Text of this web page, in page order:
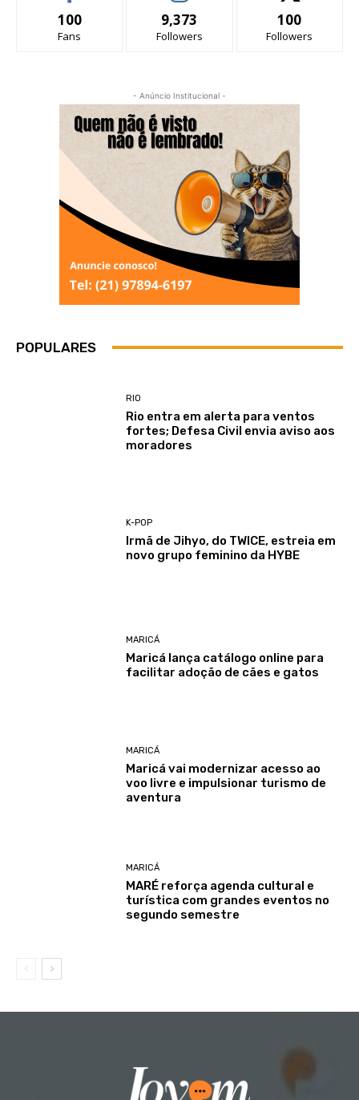
100
Fans
9,373
Followers
100
Followers
- Anúncio Institucional -
POPULARES
RIO
Rio entra em alerta para ventos
fortes; Defesa Civil envia aviso aos
moradores
K-POP
Irmã de Jihyo, do TWICE, estreia em
novo grupo feminino da HYBE
MARICÁ
Maricá lança catálogo online para
facilitar adoção de cães e gatos
MARICÁ
Maricá vai modernizar acesso ao
voo livre e impulsionar turismo de
aventura
MARICÁ
MARÉ reforça agenda cultural e
turística com grandes eventos no
segundo semestre